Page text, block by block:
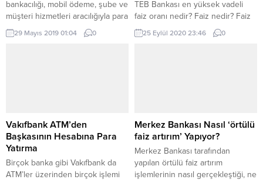
bankacılığı, mobil ödeme, şube ve
müşteri hizmetleri aracılığıyla para
transferlerini gerçekleştirebilir.
EFT, bankalar arası para transferi
Denizbank aracılığıyla yapılan EFT
ve Havale işlemlerinin ücretlerini
ve...
29 Mayıs 2019 01:04 0
TEB Bankası en yüksek vadeli
faiz oranı nedir? Faiz nedir? Faiz
ekonomi biliminde 2 tane anlam
taşımaktadır bunlardan birincisi
İkinci anlamına bakarsak; üretim
amaçlı olarak...
25 Eylül 2020 23:46 0
Vakıfbank ATM’den
Başkasının Hesabına Para
Yatırma
Birçok banka gibi Vakıfbank da
ATM’ler üzerinden birçok işlemi
Merkez Bankası Nasıl ‘örtülü
faiz artırım’ Yapıyor?
Merkez Bankası tarafından
yapılan örtülü faiz artırım
işlemlerinin nasıl gerçekleştiği, ne